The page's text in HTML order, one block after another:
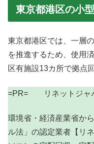
東京都港区の小
東京都港区では、一層
を推進するため、使用
区有施設13カ所で拠点
=PR= リネットジャ
環境省・経済産業省か
ル法」の認定業者【リ